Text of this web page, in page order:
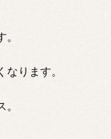
ります。